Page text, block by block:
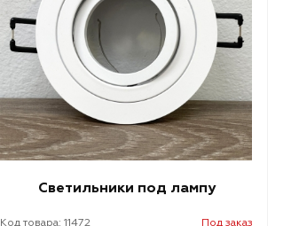
Светильники под лампу
Код товара: 11472 Под заказ